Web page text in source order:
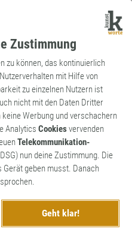
Zustimmung
zu können, das kontinuierlich
mit Hilfe von
zu einzelnen Nutzern ist
nicht mit den Daten Dritter
Werbung und verschachern
Analytics Cookiesvervenden
Telekommunikation-
nun deine Zustimmung. Die
geben musst. Danach
Geht klar!
2
2